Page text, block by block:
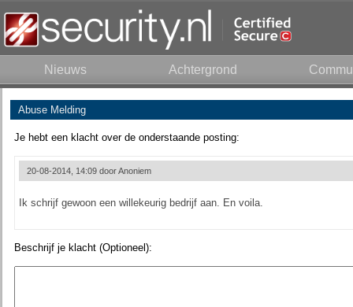
Nieuws Achtergrond
Abuse Melding
Je hebt een klacht over de onderstaande posting:
20-08-2014, 14:09 doorAnoniem
Ik schrijf gewoon een willekeurig bedrijf aan. En voila.
Beschrijf je klacht (Optioneel):